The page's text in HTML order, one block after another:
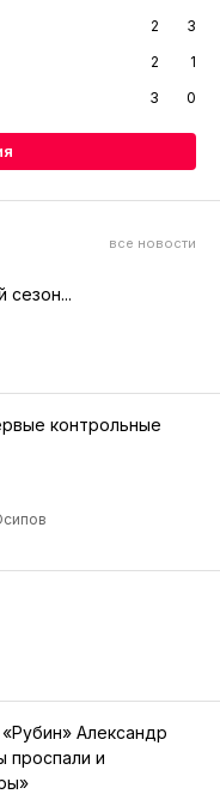
2
3
2
1
3 0
все новости
сезон...
контрольные
Александр
проспали и